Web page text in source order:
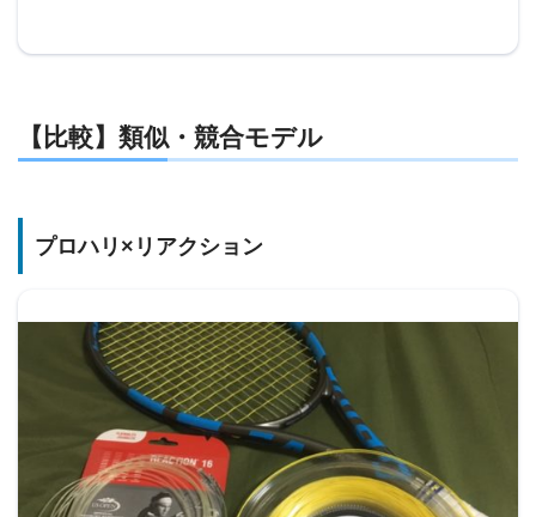
【比較】類似・競合モデル
プロハリ×リアクション